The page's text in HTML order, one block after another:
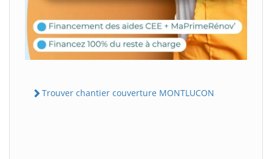
Trouver chantier couverture MONTLUCON